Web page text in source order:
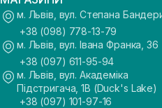
м. Львів, вул. Степана
+38 (098) 778-13-79
м. Львів, вул. Івана Франка, 36
+38 (097) 611-95-94
м. Львів, вул. Академіка
Підстригача, 1В (Duck's Lake)
+38 (097) 101-97-16